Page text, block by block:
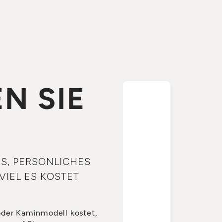
SIE
PERSÖNLICHES
ES KOSTET
Kaminmodell kostet,